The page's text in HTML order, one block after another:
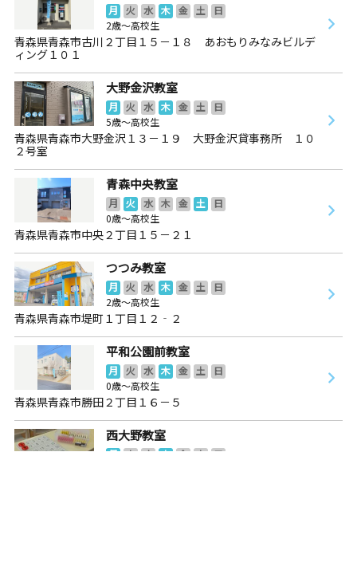
月 火 水 木 金 土
日
2歳～高校生
青森県青森市古川２丁目１５－１８ あおもりみなみビルデ
ィング１０１
大野金沢教室
月 火 水 木 金 土
日
5歳～高校生
青森県青森市大野金沢１３－１９ 大野金沢貸事務所 １０
２号室
青森中央教室
月 火 水 木 金 土
日
0歳～高校生
青森県青森市中央２丁目１５－２１
つつみ教室
月 火 水 木 金 土
日
2歳～高校生
青森県青森市堤町１丁目１２‐２
平和公園前教室
月 火 水 木 金 土
日
0歳～高校生
青森県青森市勝田２丁目１６－５
西大野教室
月 火 水 木 金 土 日